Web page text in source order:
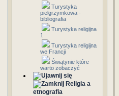
Turystyka
pielgrzymkowa -
bibliografia
Turystyka religijna
1
Turystyka religijna
we Francji
Świątynie które
warto zobaczyć
Religia a
etnografia